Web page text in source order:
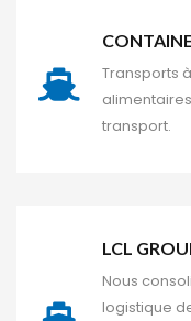
Transports
transport.
LCL
Nous
logistique